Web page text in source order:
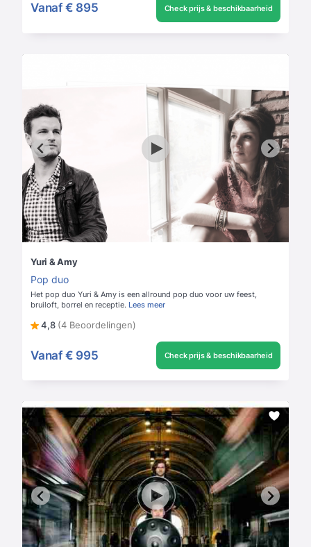
Vanaf € 895 Check prijs & beschikbaarheid
Yuri & Amy
Pop duo
Het pop duo Yuri & Amy is een allround pop duo voor uw feest,
bruiloft, borrel en receptie. Lees meer
4,8 (4 Beoordelingen)
Vanaf € 995 Check prijs & beschikbaarheid